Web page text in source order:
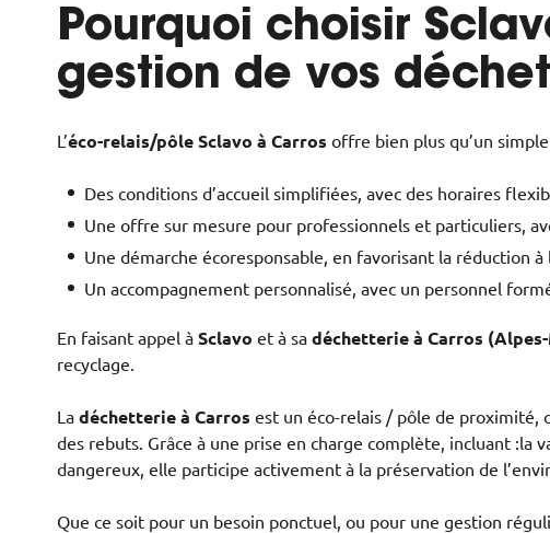
Pourquoi choisir
gestion de vos
L’éco-relais/pôle Sclavo à Carros offre bien plus qu’un
Des conditions d’accueil simplifiées, avec des horaires
Une offre sur mesure pour professionnels et particuliers,
Une démarche écoresponsable, en favorisant la réduction
Un accompagnement personnalisé, avec un personnel
En faisant appel à Sclavo et à sa déchetterie à Carros
recyclage.
La déchetterie à Carros est un éco-relais / pôle de proximité,
des rebuts. Grâce à une prise en charge complète, incluant :la
dangereux, elle participe activement à la préservation de
Que ce soit pour un besoin ponctuel, ou pour une gestion